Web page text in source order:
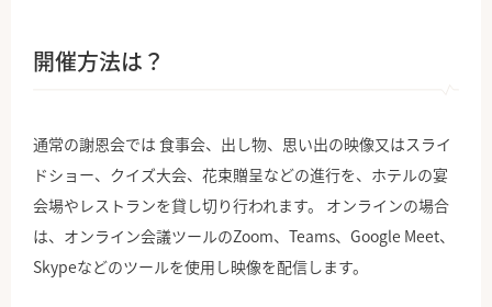
開催方法は？
通常の謝恩会では 食事会、出し物、思い出の映像又はスライ
ドショー、クイズ大会、花束贈呈などの進行を、ホテルの宴
会場やレストランを貸し切り行われます。 オンラインの場合
は、オンライン会議ツールのZoom、Teams、Google Meet、
Skypeなどのツールを使用し映像を配信します。